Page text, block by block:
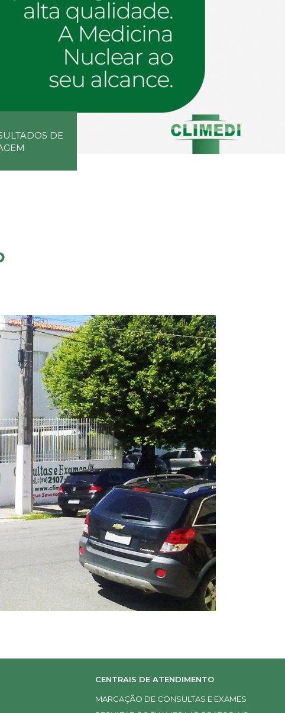
DE
CENTRAIS DE ATENDIMENTO
MARCAÇÃO DE CONSULTAS E EXAMES